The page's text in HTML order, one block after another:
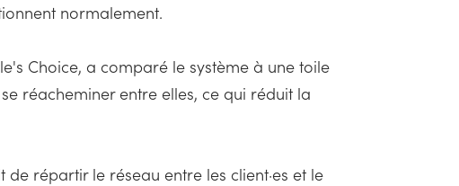
normalement.
Choice, a comparé le système à une toile
réacheminer entre elles, ce qui réduit la
répartir le réseau entre les client·es et le